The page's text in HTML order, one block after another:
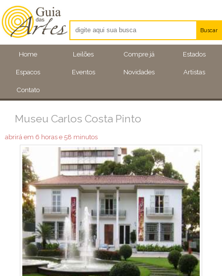
Home Leilões Compre já Estados
Espacos Eventos Novidades Artistas
Contato
Buscar
Artistas
Eventos
Museu Carlos Costa Pinto
abrirá em 6 horas e 58 minutos